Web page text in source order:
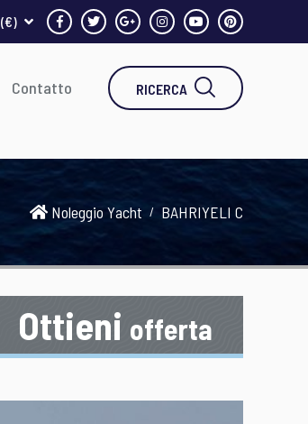
(€)
Contatto RICERCA
Noleggio Yacht BAHRIYELI C
Ottieni offerta